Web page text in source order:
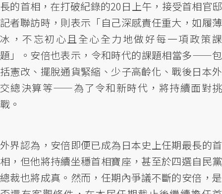
長的首相，在打破紀錄的20日上午，接受首相官邸
記者聯訪時，則表示「自己深感責任重大，如履薄
冰，不忘初心且全心全力地做好每一項政策課
題」。安倍也表示，令和時代的課題相當多——包
括憲改、擺脫通貨緊縮、少子高齡化、戰後日本外
交總決算等——為了令和新時代，將持續面對挑
戰。
外界認為，安倍即便已成為日本史上任期最長的首
相，但他將持續坐穩首相寶座，甚至於四選自民黨
總裁也將成真。然而，任期內爭議不斷的安倍，是